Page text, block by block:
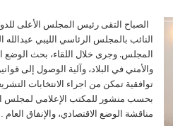
الصباح التقى رئيس المجلس الأعلى
النائب بالمجلس الرئاسي الليبي عبدالله
المجلس. وجرى خلال اللقاء، بحث
والأمني في البلاد، وآلية الوصول إلى
توافقية تمكن من اجراء الانتخابات
بحسب منشور للمكتب الإعلامي لمجلس
مناقشة الوضع الاقتصادي، والإنفاق